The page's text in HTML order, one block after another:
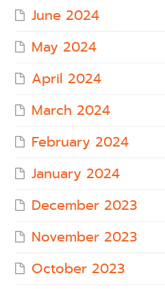
June 2024
May 2024
April 2024
March 2024
February 2024
January 2024
December 2023
November 2023
October 2023